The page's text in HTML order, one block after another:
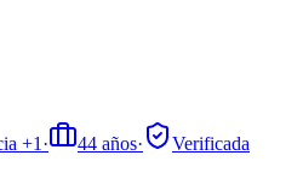
+1 · 44 años·
Verificada